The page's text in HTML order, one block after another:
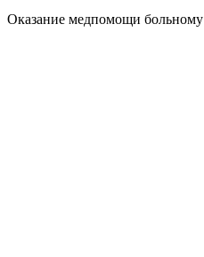
Оказание медпомощи больному